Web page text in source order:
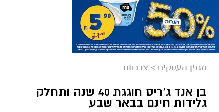
מגזין העסקים > צרכנות
בן אנד ג'ריס חוגגת 40 שנה ותחלק
גלידות חינם בבאר שבע